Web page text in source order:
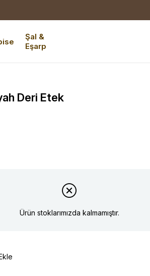
Şal &
Eşarp
Deri Etek
Ürün stoklarımızda kalmamıştır.